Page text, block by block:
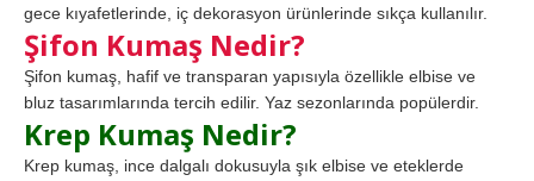
gece kıyafetlerinde, iç dekorasyon ürünlerinde sıkça kullanılır.
Şifon Kumaş Nedir?
Şifon kumaş, hafif ve transparan yapısıyla özellikle elbise ve
bluz tasarımlarında tercih edilir. Yaz sezonlarında popülerdir.
Krep Kumaş Nedir?
Krep kumaş, ince dalgalı dokusuyla şık elbise ve eteklerde